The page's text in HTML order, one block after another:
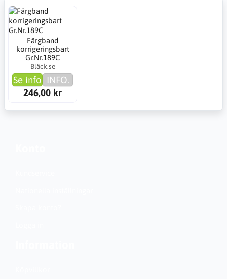
Färgband
korrigeringsbart
Gr.Nr.189C
Bläck.se
Se info INFO.
246,00 kr